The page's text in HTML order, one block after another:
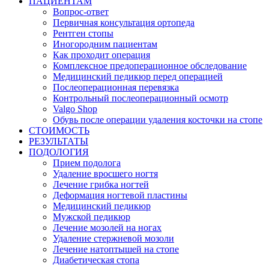
Вопрос-ответ
Первичная консультация ортопеда
Рентген стопы
Иногородним пациентам
Как проходит операция
Комплексное предоперационное обследование
Медицинский педикюр перед операцией
Послеоперационная перевязка
Контрольный послеоперационный осмотр
Valgo Shop
Обувь после операции удаления косточки на стопе
СТОИМОСТЬ
РЕЗУЛЬТАТЫ
ПОДОЛОГИЯ
Прием подолога
Удаление вросшего ногтя
Лечение грибка ногтей
Деформация ногтевой пластины
Медицинский педикюр
Мужской педикюр
Лечение мозолей на ногах
Удаление стержневой мозоли
Лечение натоптышей на стопе
Диабетическая стопа